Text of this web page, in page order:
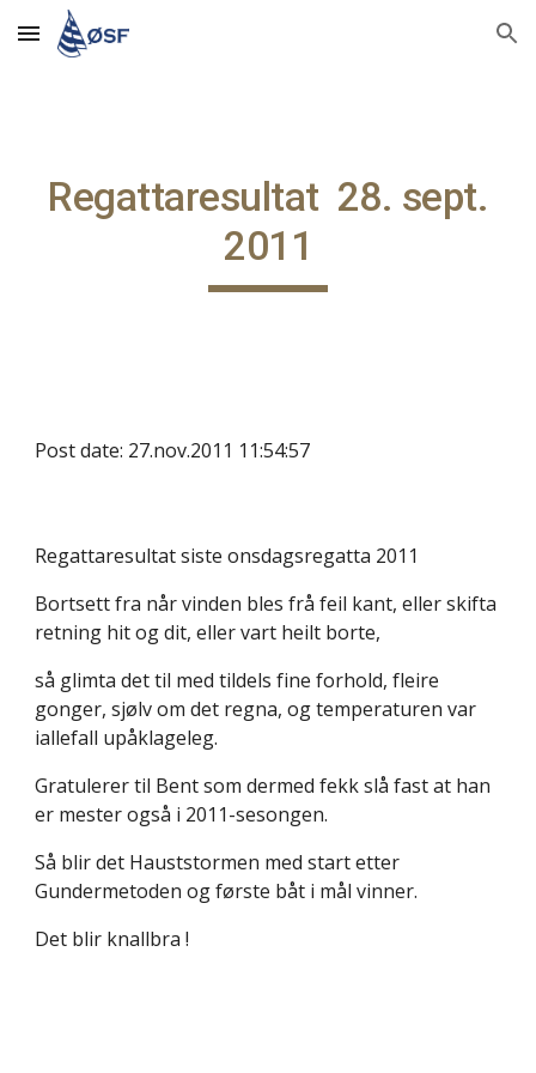
Skip to main content Skip to navigation
Regattaresultat 28. sept.
2011
Post date: 27.nov.2011 11:54:57
Regattaresultat siste onsdagsregatta 2011
Bortsett fra når vinden bles frå feil kant, eller skifta
retning hit og dit, eller vart heilt borte,
så glimta det til med tildels fine forhold, fleire
gonger, sjølv om det regna, og temperaturen var
iallefall upåklageleg.
Gratulerer til Bent som dermed fekk slå fast at han
er mester også i 2011-sesongen.
Så blir det Hauststormen med start etter
Gundermetoden og første båt i mål vinner.
Det blir knallbra !